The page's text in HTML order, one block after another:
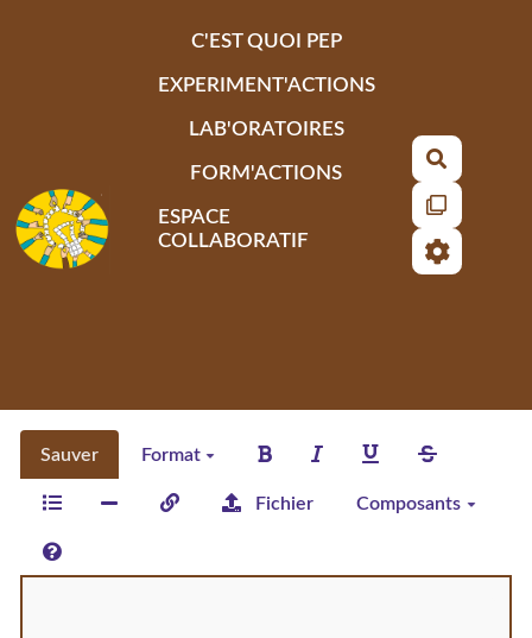
C'EST QUOI PEP
EXPERIMENT'ACTIONS
LAB'ORATOIRES
FORM'ACTIONS
ESPACE
COLLABORATIF
Sauver Format
Fichier Composants